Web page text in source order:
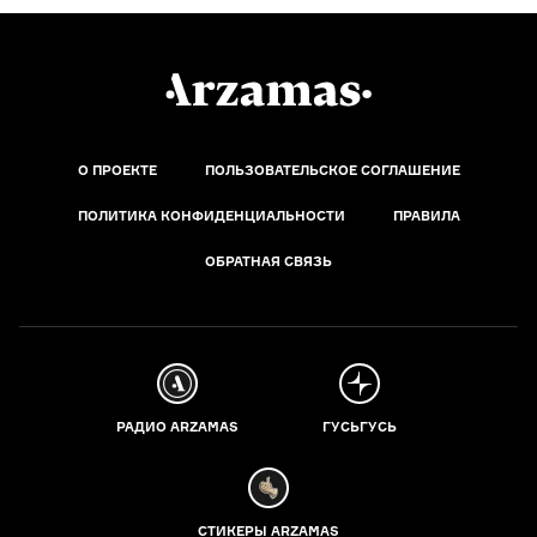
О ПРОЕКТЕ ПОЛЬЗОВАТЕЛЬСКОЕ СОГЛАШЕНИЕ
ПОЛИТИКА КОНФИДЕНЦИАЛЬНОСТИ ПРАВИЛА
ОБРАТНАЯ СВЯЗЬ
РАДИО ARZAMAS ГУСЬГУСЬ
СТИКЕРЫ ARZAMAS